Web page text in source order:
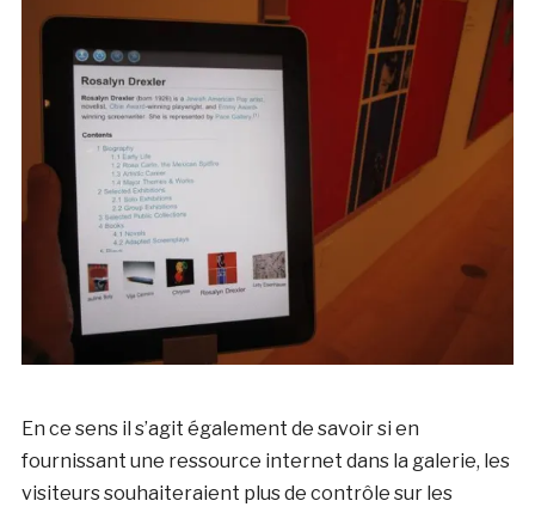
En ce sens il s’agit également de savoir si en
fournissant une ressource internet dans la galerie, les
visiteurs souhaiteraient plus de contrôle sur les